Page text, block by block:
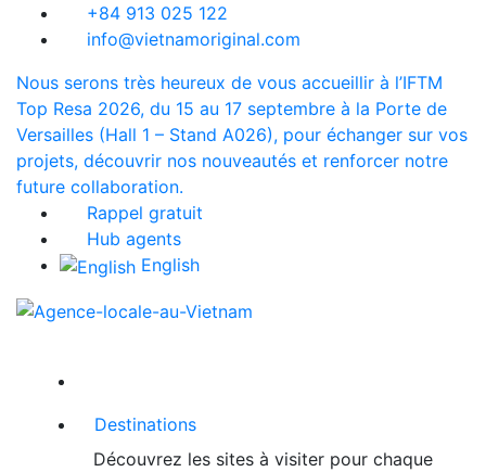
+84 913 025 122
info@vietnamoriginal.com
Nous serons très heureux de vous accueillir à l’IFTM
Top Resa 2026, du 15 au 17 septembre à la Porte de
Versailles (Hall 1 – Stand A026), pour échanger sur vos
projets, découvrir nos nouveautés et renforcer notre
future collaboration.
Rappel gratuit
Hub agents
English
Destinations
Découvrez les sites à visiter pour chaque